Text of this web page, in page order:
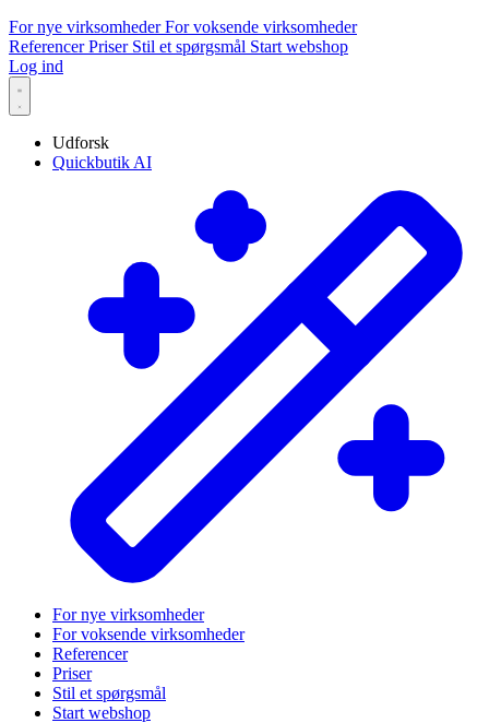
For nye virksomhederFor voksende virksomheder
ReferencerPriser Stil et spørgsmål Start webshop
Log ind
Udforsk
Quickbutik AI
For nye virksomheder
For voksende virksomheder
Referencer
Priser
Stil et spørgsmål
Start webshop